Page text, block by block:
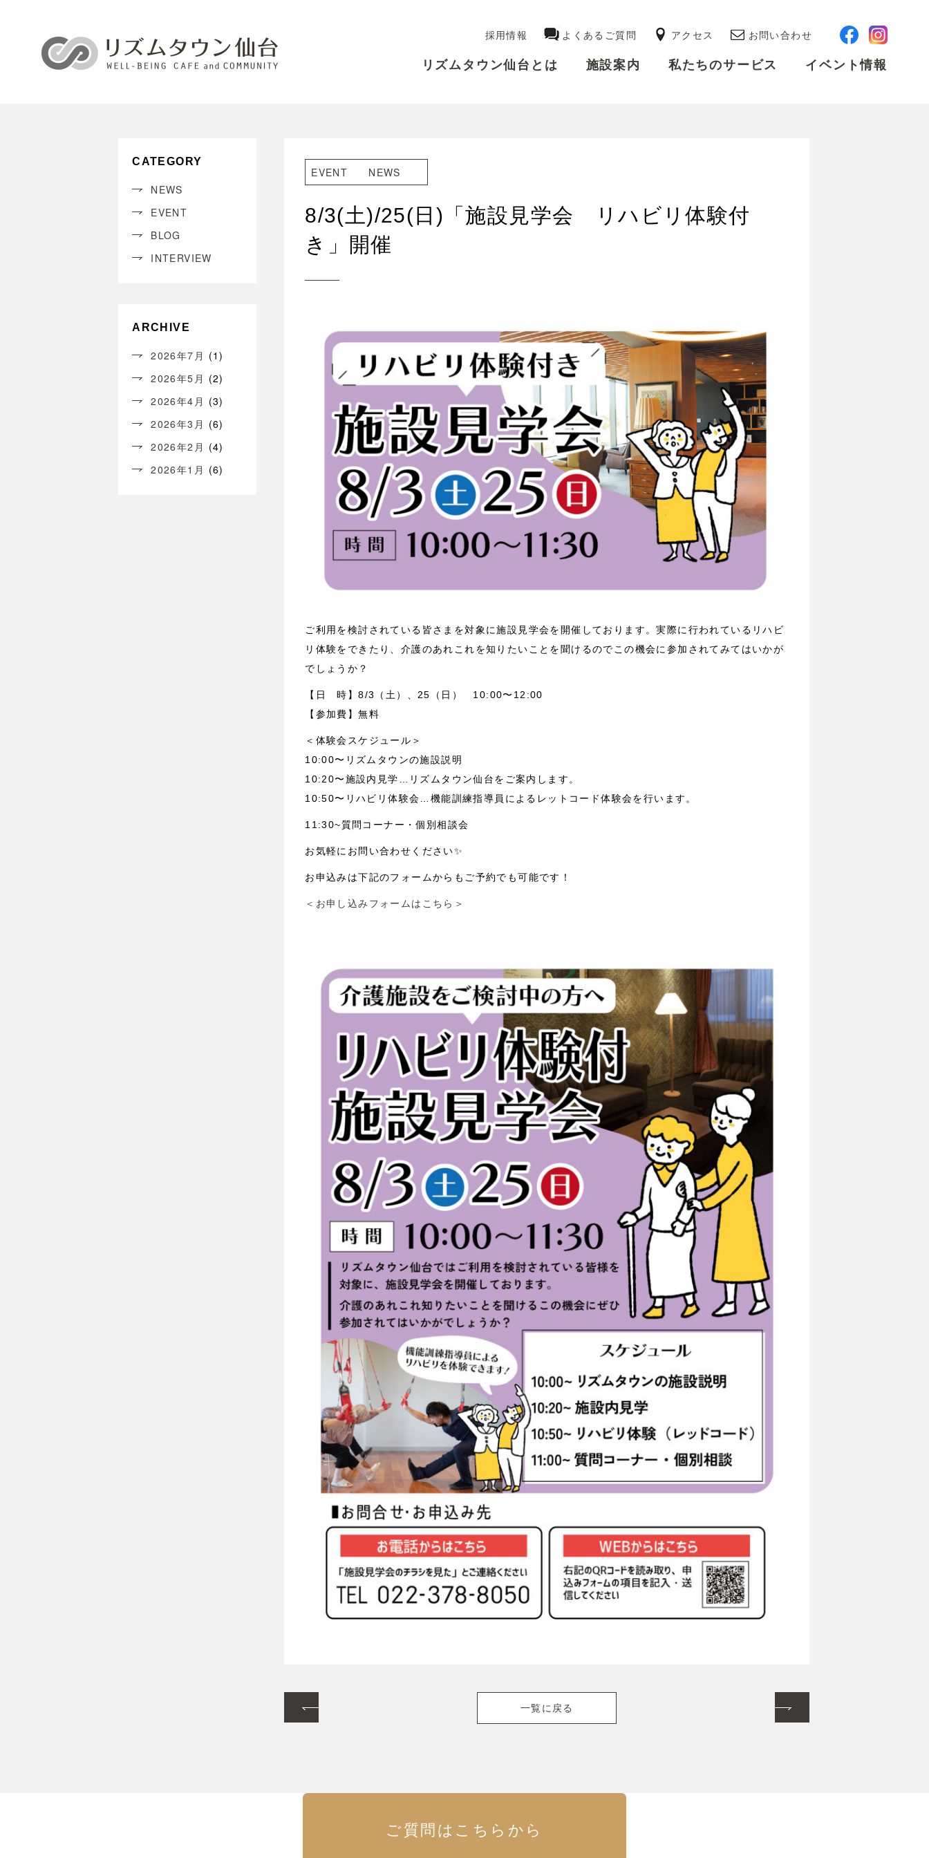
採用情報 よくあるご質問 アクセス お問い合わせ
リズムタウン仙台とは 施設案内 私たちのサービス イベント情報
CATEGORY
NEWS
EVENT
BLOG
INTERVIEW
ARCHIVE
2026年7月 (1)
2026年5月 (2)
2026年4月 (3)
2026年3月 (6)
2026年2月 (4)
2026年1月 (6)
EVENT NEWS
8/3(土)/25(日)「施設見学会 リハビリ体験付
き」開催
ご利用を検討されている皆さまを対象に施設見学会を開催しております。実際に行われているリハビ
リ体験をできたり、介護のあれこれを知りたいことを聞けるのでこの機会に参加されてみてはいかが
でしょうか？
【日 時】8/3（土）、25（日） 10:00〜12:00
【参加費】無料
＜体験会スケジュール＞
10:00〜リズムタウンの施設説明
10:20〜施設内見学…リズムタウン仙台をご案内します。
10:50〜リハビリ体験会…機能訓練指導員によるレットコード体験会を行います。
11:30~質問コーナー・個別相談会
お気軽にお問い合わせください✨
お申込みは下記のフォームからもご予約でも可能です！
＜お申し込みフォームはこちら＞
一覧に戻る
ご質問はこちらから